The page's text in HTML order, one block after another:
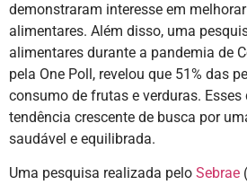
demonstraram interesse em
alimentares. Além disso, uma
alimentares durante a pandemia de
pela One Poll, revelou que 51% das
consumo de frutas e verduras.
tendência crescente de busca por
saudável e equilibrada.
Uma pesquisa realizada pelo Sebrae